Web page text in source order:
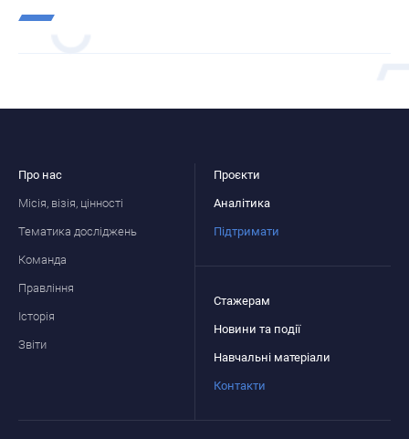
Про нас
Місія, візія, цінності
Тематика досліджень
Команда
Правління
Історія
Звіти
Проєкти
Аналітика
Підтримати
Стажерам
Новини та події
Навчальні матеріали
Контакти